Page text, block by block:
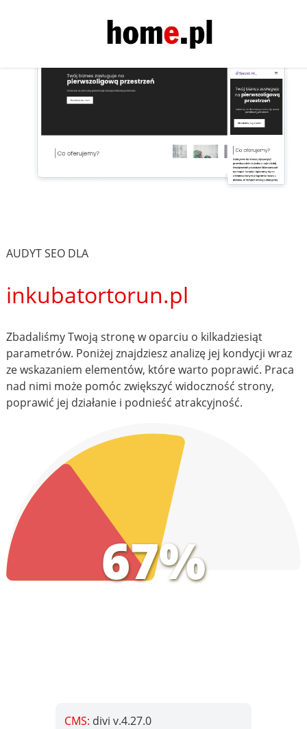
AUDYT SEO DLA
inkubatortorun.pl
Zbadaliśmy Twoją stronę w oparciu o kilkadziesiąt
parametrów. Poniżej znajdziesz analizę jej kondycji wraz
ze wskazaniem elementów, które warto poprawić. Praca
nad nimi może pomóc zwiększyć widoczność strony,
poprawić jej działanie i podnieść atrakcyjność.
67%
CMS: divi v.4.27.0